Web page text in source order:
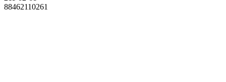
88462110261